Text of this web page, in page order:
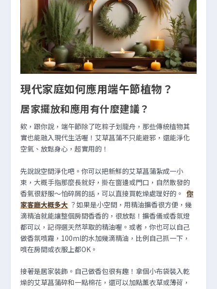
現代家庭如何應用端午節植物？
居家擺放和應用有什麼建議？
欸，跟你說，端午節除了吃粽子划龍舟，那些傳統植物其
實也能融入現代生活喔！艾草菖蒲不只能避邪，還能淨化
空氣、放鬆身心，超實用的！
先說說空間淨化吧。你可以把新鮮的艾草菖蒲紮成一小
束，大概手指那麼長就好，掛在窗邊或門口，自然散發的
香氣很舒服～怕碎屑的話，可以直接買乾燥處理好的。
你
家客廳大概多大 ？如果是小空間，用精油擴香很方便，幾
滴精油就能讓整個房間香香的，很放鬆！擴香儀或香氛燈
都可以，記得選天然萃取的精油喔。或者，你也可以自己
做香氛噴霧，100ml的水加幾滴精油，比例自己抓一下，
噴在房間或衣服上都OK。
接著是居家裝飾。自己做香包很有趣！拿個小布袋裝入乾
燥的艾草菖蒲碎和一點棉花，還可以加點薰衣草或薄荷，